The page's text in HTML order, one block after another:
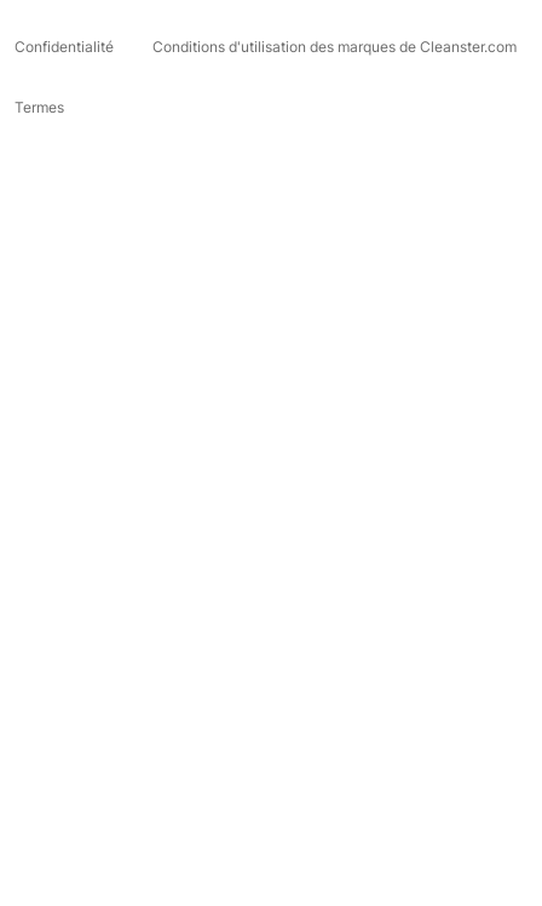
Confidentialité Conditions d'utilisation des marques de Cleanster.com
Termes